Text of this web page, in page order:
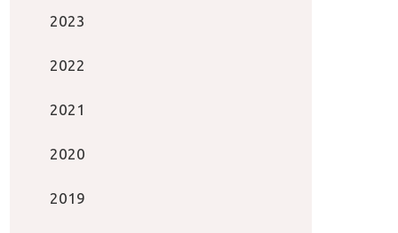
2023
2022
2021
2020
2019